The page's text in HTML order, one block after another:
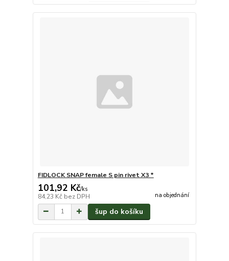
FIDLOCK SNAP female S pin rivet X3 *
101,92 Kč/ks
84,23 Kč bez DPH na objednání
šup do košíku